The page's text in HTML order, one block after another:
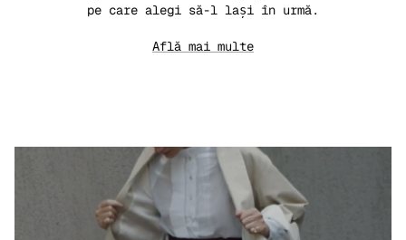
pe care alegi să-l lași în urmă.
Află mai multe